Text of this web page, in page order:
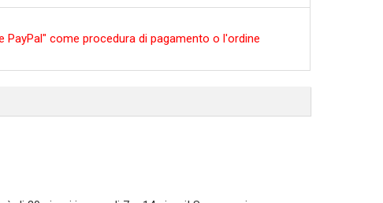
come procedura di pagamento o l'ordine